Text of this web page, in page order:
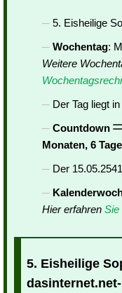
5. Eisheilige
Wochentag:
Weitere
Der Tag liegt
Countdown
Monaten, 6
Der
Hier erfahren Sie
5. Eisheilige